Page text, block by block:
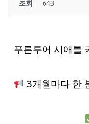
조회 643
푸른투어 시애틀
3개월마다 한